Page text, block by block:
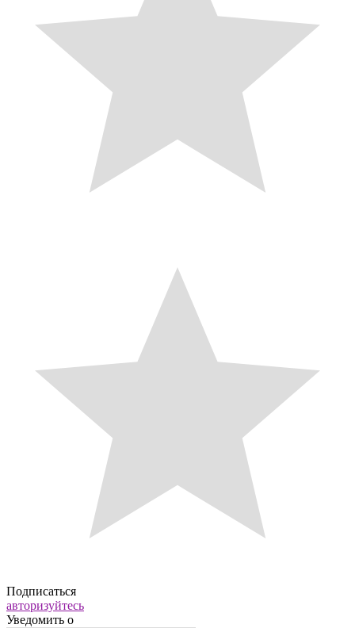
Подписаться
авторизуйтесь
Уведомить о